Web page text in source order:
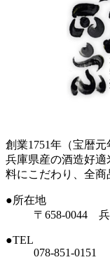
創業1751年（宝暦元
兵庫県産の酒造好
料にこだわり、全
●所在地
〒658-0044
●TEL
078-851-0151